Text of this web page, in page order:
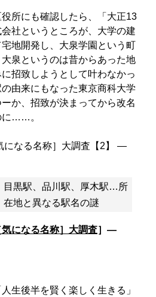
所にも確認したら、「大正13
社というところが、大学の建
地開発し、大泉学園という町
泉というのは昔からあった地
招致しようとして叶わなかっ
由来にもなった東京商科大学
ーか、招致が決まってから改名
に……。
目黒駅、品川駅、厚木駅…所
在地と異なる駅名の謎
になる名称］大調査］―
生後半を賢く楽しく生きる」